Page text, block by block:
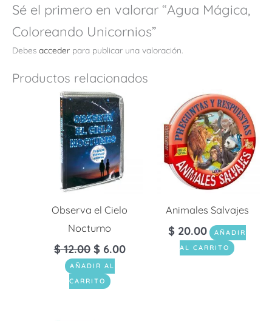
Sé el primero en valorar “Agua Mágica,
Coloreando Unicornios”
Debes acceder para publicar una valoración.
Productos relacionados
Observa el Cielo
Nocturno
$12.00 $ 6.00
AÑADIR AL
CARRITO
Animales Salvajes
$ 20.00
AÑADIR
AL CARRITO